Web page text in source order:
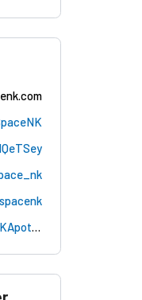
@SpaceNKApothecary